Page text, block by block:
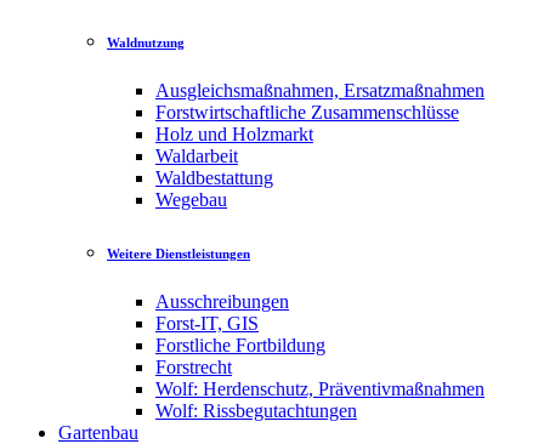
Waldnutzung
Ausgleichsmaßnahmen, Ersatzmaßnahmen
Forstwirtschaftliche Zusammenschlüsse
Holz und Holzmarkt
Waldarbeit
Waldbestattung
Wegebau
Weitere Dienstleistungen
Ausschreibungen
Forst-IT, GIS
Forstliche Fortbildung
Forstrecht
Wolf: Herdenschutz, Präventivmaßnahmen
Wolf: Rissbegutachtungen
Gartenbau